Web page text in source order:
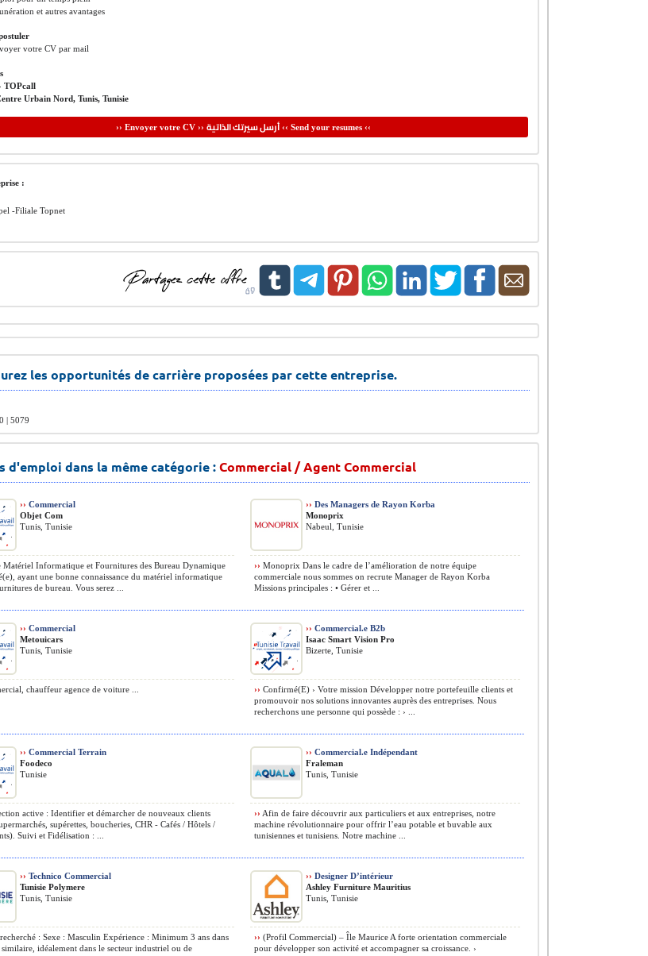
et autres avantages
votre CV par mail
TOPcall
Urbain Nord, Tunis, Tunisie
›› Envoyer votre CV ›› أرسل سيرتك الذاتية‹‹ Send your resumes ‹‹
:
-Filiale Topnet
les opportunités de carrière proposées par cette entreprise.
| 5079
d'emploi dans la même catégorie :Commercial / Agent Commercial
›› Commercial
Objet Com
Tunis, Tunisie
Matériel Informatique et Fournitures des Bureau Dynamique
ayant une bonne connaissance du matériel informatique
de bureau. Vous serez ...
›› Des Managers de Rayon Korba
Monoprix
Nabeul, Tunisie
›› Monoprix Dans le cadre de l’amélioration de notre équipe
commerciale nous sommes on recrute Manager de Rayon Korba
Missions principales : • Gérer et ...
›› Commercial
Metouicars
Tunis, Tunisie
chauffeur agence de voiture ...
›› Commercial.e B2b
Isaac Smart Vision Pro
Bizerte, Tunisie
›› Confirmé(E) › Votre mission Développer notre portefeuille clients et
promouvoir nos solutions innovantes auprès des entreprises. Nous
recherchons une personne qui possède : › ...
›› Commercial Terrain
Foodeco
Tunisie
active : Identifier et démarcher de nouveaux clients
supérettes, boucheries, CHR - Cafés / Hôtels /
Suivi et Fidélisation : ...
›› Commercial.e Indépendant
Fraleman
Tunis, Tunisie
›› Afin de faire découvrir aux particuliers et aux entreprises, notre
machine révolutionnaire pour offrir l’eau potable et buvable aux
tunisiennes et tunisiens. Notre machine ...
›› Technico Commercial
Tunisie Polymere
Tunis, Tunisie
: Sexe : Masculin Expérience : Minimum 3 ans dans
idéalement dans le secteur industriel ou de
›› Designer D’intérieur
Ashley Furniture Mauritius
Tunis, Tunisie
›› (Profil Commercial) – Île Maurice A forte orientation commerciale
pour développer son activité et accompagner sa croissance. ›